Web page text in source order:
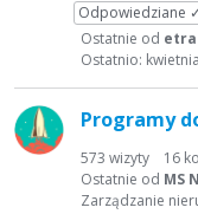
j
n
a
Odpowiedziane ✓
Ostatnie od etra
Ostatnio:
Programy
573 wizyty 16
Ostatnie od MS
Zarządzanie